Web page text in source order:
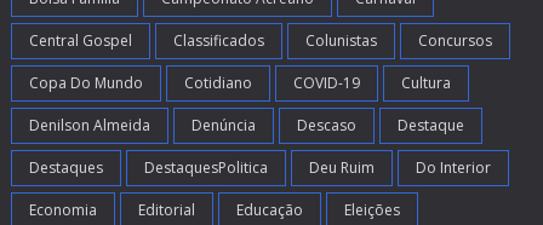
Central Gospel Classificados Colunistas Concursos
Copa Do Mundo Cotidiano COVID-19 Cultura
Denilson Almeida Denúncia Descaso Destaque
Destaques DestaquesPolitica Deu Ruim Do Interior
Economia Editorial Educação Eleições